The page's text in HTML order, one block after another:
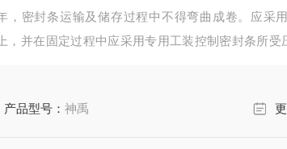
，密封条运输及储存过程中不得弯曲成卷。应采
上，并在固定过程中应采用专用工装控制密封条所
产品型号：神禹